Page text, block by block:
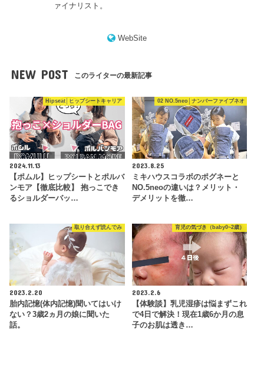
ァイナリスト。
WebSite
NEW POST このライターの最新記事
Hipseat│ヒップシートキャリア
2024.11.13
【ポムル】ヒップシートとポルバ
ンモア【徹底比較】 抱っこでき
るショルダーバッ…
02 NO.5neo│ナンバーファイブネオ
2023.8.25
ミキハウスコラボのポグネーと
NO.5neoの違いは？メリット・
デメリットを徹…
取り合えず読んでみ
2023.2.20
胎内記憶(体内記憶)聞いてはいけ
ない？3歳2ヵ月の娘に聞いた
話。
育児の気づき（baby0~2歳）
2023.2.6
【体験談】乳児湿疹は悩まずこれ
で4日で解決！現在1歳6か月の息
子のお肌は透き…